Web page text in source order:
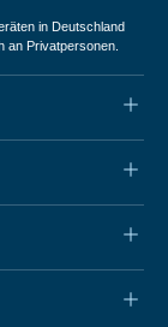
in Deutschland
an Privatpersonen.